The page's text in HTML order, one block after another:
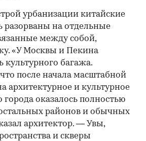
урбанизации китайские
разорваны на отдельные
между собой,
«У Москвы и Пекина
культурного багажа.
после начала масштабной
архитектурное и культурное
города оказалось полностью
районов и обычных
архитектор. — Увы,
и скверы